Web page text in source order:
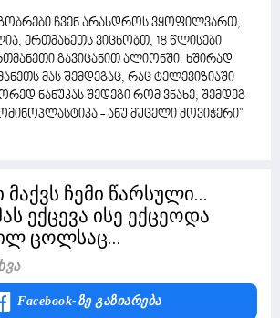
ჩვენ არასდროს ვყოფილვართ,
ერთმანეთს ვიცნობთ, 18 წლისები
გავიცანით ალიონში. ხშირად
მას შემდეგაც, რაც ტელევიზიაში
ნანუკას შედეგი რომ ვნახე, შემდეგ
- ანუ მუცელი მოვიჭერი''
მაქვს ჩემი წარსული...
ექცევა ისე ექცეოდა
ცოლსაც...
Facebook-Ზე Გაზიარება